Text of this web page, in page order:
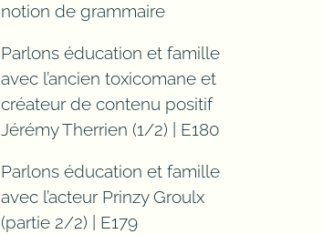
notion de grammaire
Parlons éducation et famille
avec l’ancien toxicomane et
créateur de contenu positif
Jérémy Therrien (1/2) | E180
Parlons éducation et famille
avec l’acteur Prinzy Groulx
(partie 2/2) | E179